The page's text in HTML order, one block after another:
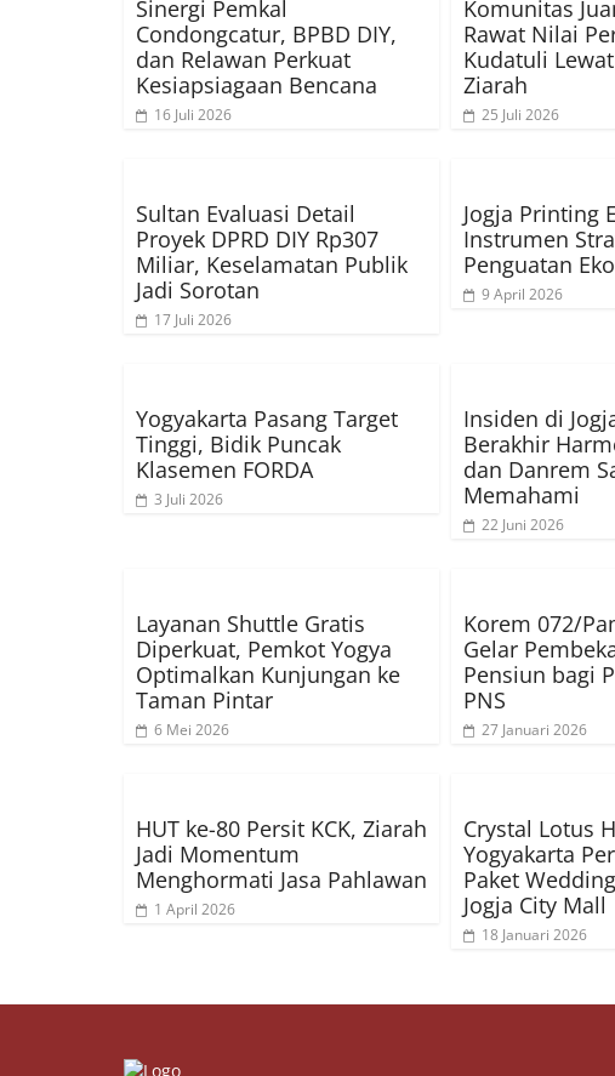
Sinergi Pemkal
Condongcatur, BPBD DIY,
dan Relawan Perkuat
Kesiapsiagaan Bencana
16 Juli 2026
Komunitas
Rawat Nilai
Kudatuli
Ziarah
25 Juli 2026
Sultan Evaluasi Detail
Proyek DPRD DIY Rp307
Miliar, Keselamatan Publik
Jadi Sorotan
17 Juli 2026
Jogja Printing
Instrumen
Penguatan
9 April 2026
Yogyakarta Pasang Target
Tinggi, Bidik Puncak
Klasemen FORDA
3 Juli 2026
Insiden di
Berakhir
dan Danrem
Memahami
22 Juni 2026
Layanan Shuttle Gratis
Diperkuat, Pemkot Yogya
Optimalkan Kunjungan ke
Taman Pintar
6 Mei 2026
Korem 072/
Gelar
Pensiun bagi
PNS
27 Januari 2026
HUT ke-80 Persit KCK, Ziarah
Jadi Momentum
Menghormati Jasa Pahlawan
1 April 2026
Crystal Lotus
Yogyakarta
Paket
Jogja City Mall
18 Januari 2026